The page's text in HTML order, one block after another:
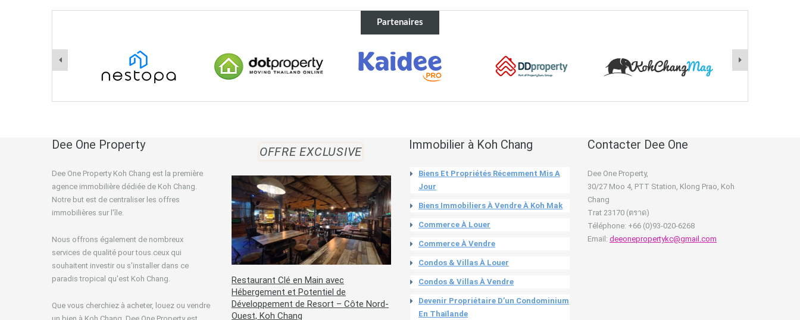
Partenaires
Dee One Property
Dee One Property Koh Chang est la première
agence immobilière dédiée de Koh Chang.
Notre but est de centraliser les offres
immobilières sur l'île.
Nous offrons également de nombreux
services de qualité pour tous ceux qui
souhaitent investir ou s'installer dans ce
paradis tropical qu'est Koh Chang.
Que vous cherchiez à acheter, louez ou vendre
OFFRE EXCLUSIVE
Restaurant Clé en Main avec
Hébergement et Potentiel de
Développement de Resort – Côte Nord-
Ouest, Koh Chang
Immobilier à Koh Chang
Biens Et Propriétés Récemment Mis A
Jour
Biens Immobiliers À Vendre À Koh Mak
Commerce À Louer
Commerce À Vendre
Condos & Villas À Louer
Condos & Villas À Vendre
Devenir Propriétaire D’un Condominium
En Thaïlande
Contacter Dee One
Dee One Property,
30/27 Moo 4, PTT Station, Klong Prao, Koh
Chang
Trat 23170 (ตราด)
Téléphone: +66 (0)93-020-6268
Email: deeonepropertykc@gmail.com